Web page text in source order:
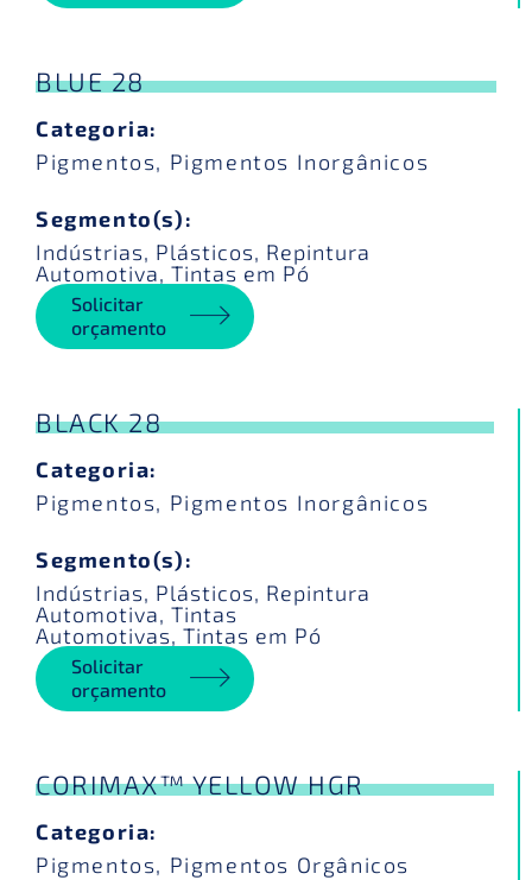
BLUE 28
Categoria:
Pigmentos, Pigmentos Inorgânicos
Segmento(s):
Indústrias, Plásticos, Repintura
Automotiva, Tintas em Pó
Solicitar
orçamento
BLACK 28
Categoria:
Pigmentos, Pigmentos Inorgânicos
Segmento(s):
Indústrias, Plásticos, Repintura
Automotiva, Tintas
Automotivas, Tintas em Pó
Solicitar
orçamento
CORIMAX™ YELLOW HGR
Categoria:
Pigmentos, Pigmentos Orgânicos